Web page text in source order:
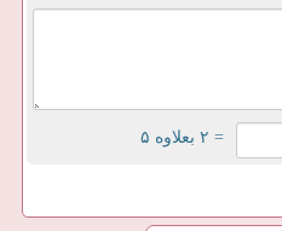
= ۲ بعلاوه ۵